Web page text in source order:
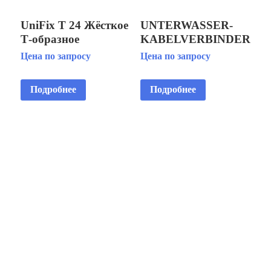
UniFix T 24 Жёсткое
Т-образное
соединение для
энергопотребителей.
Цена по запросу
Подробнее
UNTERWASSER-
KABELVERBINDER
GR 1,
КАБЕЛЬНАЯ
МУФТА
Цена по запросу
Подробнее